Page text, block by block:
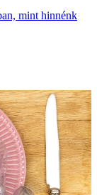
mint hinnénk